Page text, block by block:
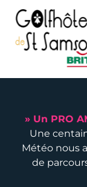
» Un PRO
Une
Météo nous
de